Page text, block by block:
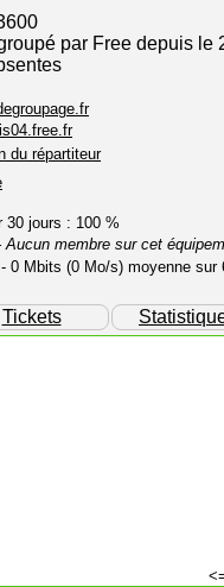
par Free depuis le
du répartiteur
30 jours : 100 %
Aucun membre sur cet
- 0 Mbits (0 Mo/s) moyenne sur
Tickets